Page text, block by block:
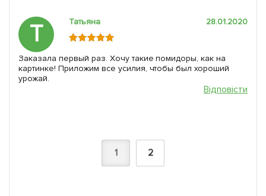
Т Татьяна 28.01.2020
Заказала первый раз. Хочу такие помидоры, как на
картинке! Приложим все усилия, чтобы был хороший
урожай.
Відповісти
1 2